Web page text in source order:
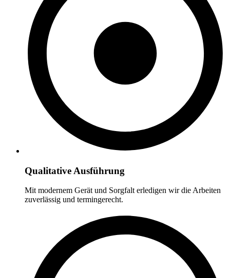
Qualitative Ausführung
Mit modernem Gerät und Sorgfalt erledigen wir die Arbeiten
zuverlässig und termingerecht.